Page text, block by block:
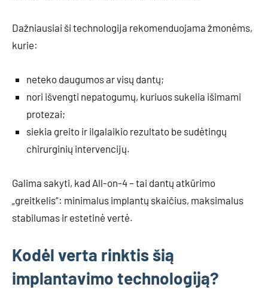
Dažniausiai ši technologija rekomenduojama žmonėms,
kurie:
neteko daugumos ar visų dantų;
nori išvengti nepatogumų, kuriuos sukelia išimami
protezai;
siekia greito ir ilgalaikio rezultato be sudėtingų
chirurginių intervencijų.
Galima sakyti, kad All-on-4 – tai dantų atkūrimo
„greitkelis“: minimalus implantų skaičius, maksimalus
stabilumas ir estetinė vertė.
Kodėl verta rinktis šią
implantavimo technologiją?